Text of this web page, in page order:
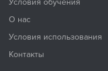
О нас
Условия использования
Контакты